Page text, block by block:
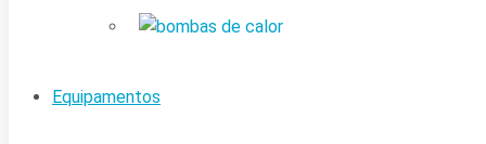
Equipamentos